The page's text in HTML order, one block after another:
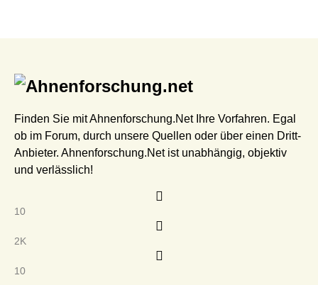
Finden Sie mit Ahnenforschung.Net Ihre Vorfahren. Egal
ob im Forum, durch unsere Quellen oder über einen Dritt-
Anbieter. Ahnenforschung.Net ist unabhängig, objektiv
und verlässlich!
10
2K
10